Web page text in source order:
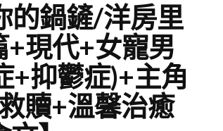
的鍋鏟/洋房里
現代+女寵男
+抑鬱症)+主角
贖+溫馨治癒